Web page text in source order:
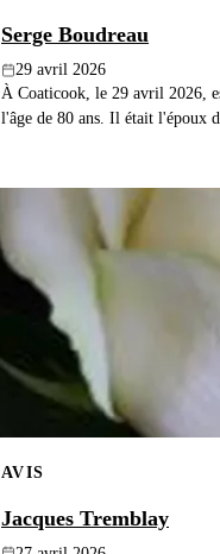
Serge Boudreau
29 avril 2026
À Coaticook, le 29 avril 2026,
l'âge de 80 ans. Il était l'époux
AVIS
Jacques Tremblay